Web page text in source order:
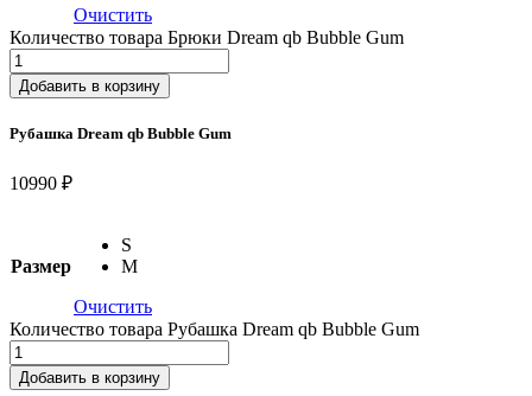
Очистить
Количество товара Брюки Dream qb Bubble Gum
Добавить в корзину
Рубашка Dream qb Bubble Gum
10990 ₽
Размер
S
M
Очистить
Количество товара Рубашка Dream qb Bubble Gum
Добавить в корзину